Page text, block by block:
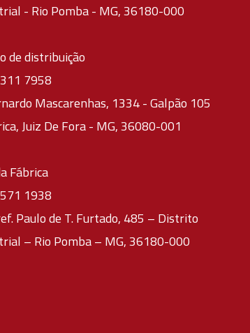
- Rio Pomba - MG, 36180-000
de distribuição
7958
Mascarenhas, 1334 - Galpão 105
Juiz De Fora - MG, 36080-001
Fábrica
1938
Paulo de T. Furtado, 485 – Distrito
– Rio Pomba – MG, 36180-000